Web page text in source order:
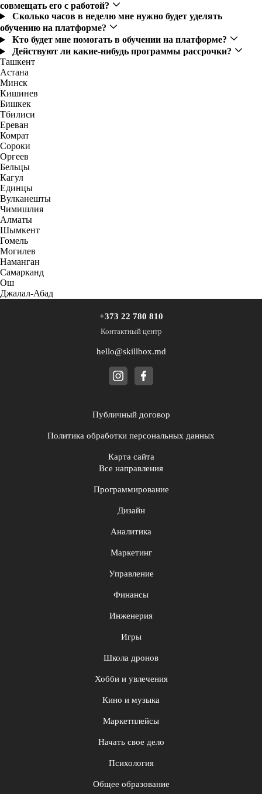
совмещать его с работой?
Сколько часов в неделю мне нужно будет уделять
обучению на платформе?
Кто будет мне помогать в обучении на платформе?
Действуют ли какие-нибудь программы рассрочки?
Ташкент
Астана
Минск
Кишинев
Бишкек
Тбилиси
Ереван
Комрат
Сороки
Оргеев
Бельцы
Кагул
Единцы
Вулканешты
Чимишлия
Алматы
Шымкент
Гомель
Могилев
Наманган
Самарканд
Ош
Джалал-Абад
+373 22 780 810
Контактный центр
hello@skillbox.md
Публичный договор
Политика обработки персональных данных
Карта сайта
Все направления
Программирование
Дизайн
Аналитика
Маркетинг
Управление
Финансы
Инженерия
Игры
Школа дронов
Хобби и увлечения
Кино и музыка
Маркетплейсы
Начать свое дело
Психология
Общее образование